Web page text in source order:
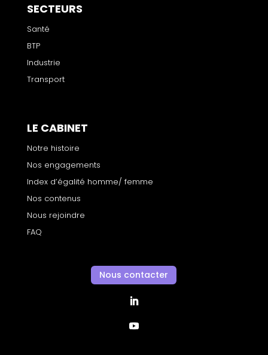
SECTEURS
Santé
BTP
Industrie
Transport
LE CABINET
Notre histoire
Nos engagements
Index d’égalité homme/ femme
Nos contenus
Nous rejoindre
FAQ
Nous contacter